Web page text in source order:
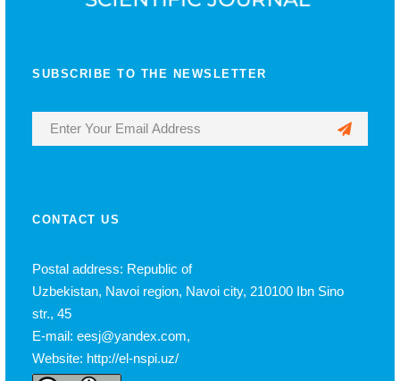
SUBSCRIBE TO THE NEWSLETTER
CONTACT US
Postal address: Republic of
Uzbekistan, Navoi region, Navoi city, 210100 Ibn Sino
str., 45
E-mail: eesj@yandex.com,
Website: http://el-nspi.uz/